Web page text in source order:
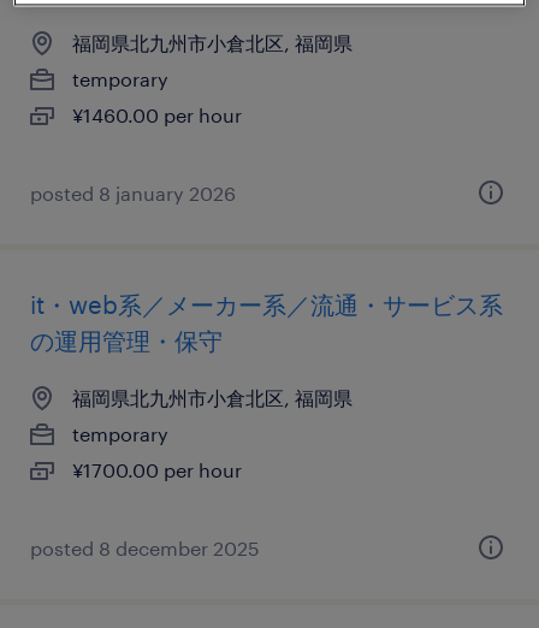
福岡県北九州市小倉北区, 福岡県
temporary
¥1460.00 per hour
posted 8 january 2026
it・web系／メーカー系／流通・サービス系
の運用管理・保守
福岡県北九州市小倉北区, 福岡県
temporary
¥1700.00 per hour
posted 8 december 2025